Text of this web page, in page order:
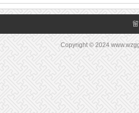
Copyright © 2024